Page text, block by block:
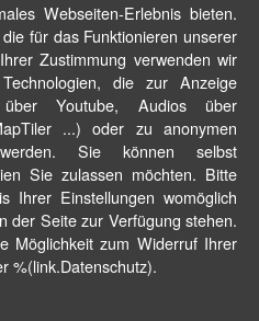
Webseiten-Erlebnis bieten.
für das Funktionieren unserer
Zustimmung verwenden wir
die zur Anzeige
Youtube, Audios über
...) oder zu anonymen
Sie können selbst
Sie zulassen möchten. Bitte
Ihrer Einstellungen womöglich
der Seite zur Verfügung stehen.
Möglichkeit zum Widerruf Ihrer
%(link.Datenschutz).